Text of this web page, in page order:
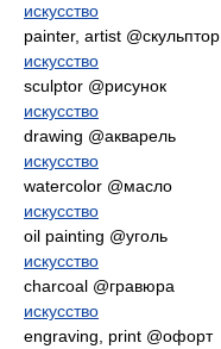
искусство
painter, artist @скульптор
искусство
sculptor @рисунок
искусство
drawing @акварель
искусство
watercolor @масло
искусство
oil painting @уголь
искусство
charcoal @гравюра
искусство
engraving, print @офорт